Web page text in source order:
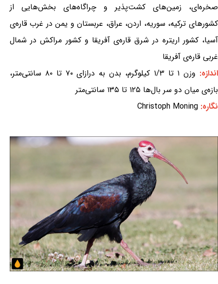
صخره‌ای، زمین‌های کشت‌پذیر و چراگاه‌های بخش‌هایی از
کشورهای ترکیه، سوریه، اردن، عراق، عربستان و یمن در غرب قاره‌ی
آسیا، کشور اریتره در شرق قاره‌ی آفریقا و کشور مراکش در شمال
غربی قاره‌ی آفریقا
اندازه:
وزن ۱ تا ۱/۳ کیلوگرم، بدن به درازای ۷۰ تا ۸۰ سانتی‌متر،
بازه‌ی میان دو سر بال‌ها ۱۲۵ تا ۱۳۵ سانتی‌متر
نگاره: Christoph Moning